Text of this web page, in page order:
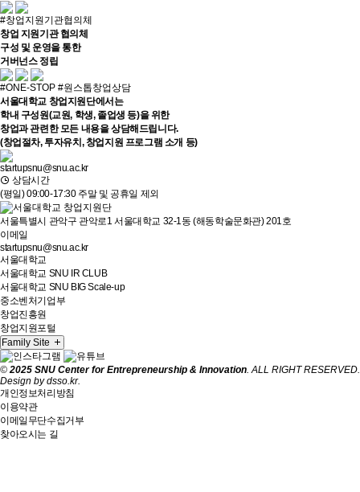
#창업지원기관협의체
창업 지원기관 협의체
구성 및 운영을 통한
거버넌스 정립
#ONE-STOP #원스톱창업상담
서울대학교 창업지원단에서는
학내 구성원(교원, 학생, 졸업생 등)을 위한
창업과 관련한 모든 내용을 상담해드립니다.
(창업절차, 투자유치, 창업지원 프로그램 소개 등)
startupsnu@snu.ac.kr
상담시간
(평일) 09:00-17:30 주말 및 공휴일 제외
서울특별시 관악구 관악로1 서울대학교 32-1동 (해동학술문화관) 201호
이메일
startupsnu@snu.ac.kr
서울대학교
서울대학교 SNU IR CLUB
서울대학교 SNU BIG Scale-up
중소벤처기업부
창업진흥원
창업지원포털
Family Site
©2025 SNU Center for Entrepreneurship & Innovation. ALL RIGHT RESERVED.
Design bydsso.kr.
개인정보처리방침
이용약관
이메일무단수집거부
찾아오시는 길